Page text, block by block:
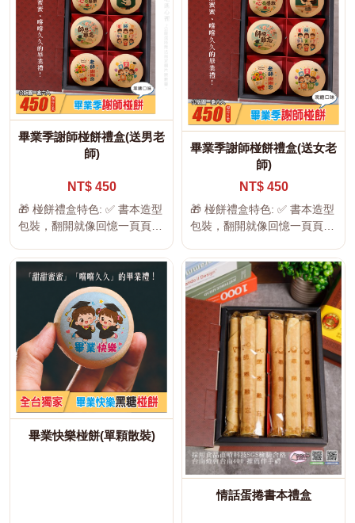
畢業季謝師椪餅禮盒(送男老
師)
NT$ 450
🎁 椪餅禮盒特色: ✅ 書本造型
包裝，翻開就像回憶一頁頁翻
畢業季謝師椪餅禮盒(送女老
師)
NT$ 450
🎁 椪餅禮盒特色: ✅ 書本造型
包裝，翻開就像回憶一頁頁翻
畢業快樂椪餅(單顆散裝)
情話蛋捲書本禮盒